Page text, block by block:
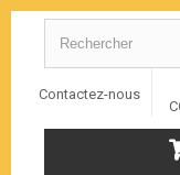
Contactez-nous